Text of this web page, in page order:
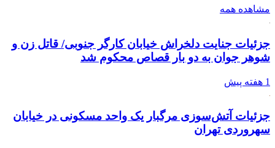
مشاهده همه
جزئیات جنایت دلخراش خیابان کارگر جنوبی/ قاتل زن و
شوهر جوان به دو بار قصاص محکوم شد
1 هفته پیش
جزئیات آتش‌سوزی مرگبار یک واحد مسکونی در خیابان
سهروردی تهران